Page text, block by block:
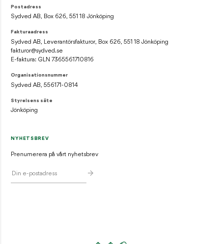
Postadress
Sydved AB, Box 626, 551 18 Jönköping
Fakturaadress
Sydved AB, Leverantörsfakturor, Box 626, 551 18 Jönköping
fakturor@sydved.se
E-faktura: GLN 7365561710816
Organisationsnummer
Sydved AB, 556171-0814
Styrelsens säte
Jönköping
NYHETSBREV
Prenumerera på vårt nyhetsbrev